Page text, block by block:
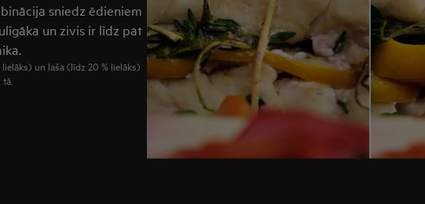
sniedz ēdieniem
un zivis ir līdz pat
un laša (līdz 20 % lielāks)